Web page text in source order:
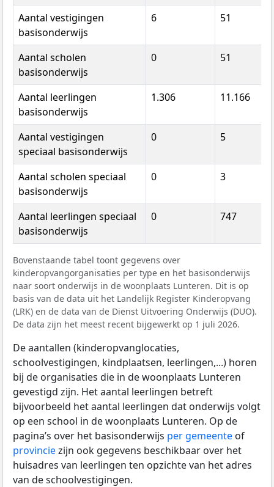
Aantal vestigingen
basisonderwijs
6 51
Aantal scholen
basisonderwijs
0 51
Aantal leerlingen
basisonderwijs
1.306 11.166
Aantal vestigingen
speciaal basisonderwijs
0 5
Aantal scholen speciaal
basisonderwijs
0 3
Aantal leerlingen speciaal
basisonderwijs
0 747
Bovenstaande tabel toont gegevens over
kinderopvangorganisaties per type en het basisonderwijs
naar soort onderwijs in de woonplaats Lunteren. Dit is op
basis van de data uit het Landelijk Register Kinderopvang
(LRK) en de data van de Dienst Uitvoering Onderwijs (DUO).
De data zijn het meest recent bijgewerkt op 1 juli 2026.
De aantallen (kinderopvanglocaties,
schoolvestigingen, kindplaatsen, leerlingen,...) horen
bij de organisaties die in de woonplaats Lunteren
gevestigd zijn. Het aantal leerlingen betreft
bijvoorbeeld het aantal leerlingen dat onderwijs volgt
op een school in de woonplaats Lunteren. Op de
pagina’s over het basisonderwijs per gemeente of
provinciezijn ook gegevens beschikbaar over het
huisadres van leerlingen ten opzichte van het adres
van de schoolvestigingen.